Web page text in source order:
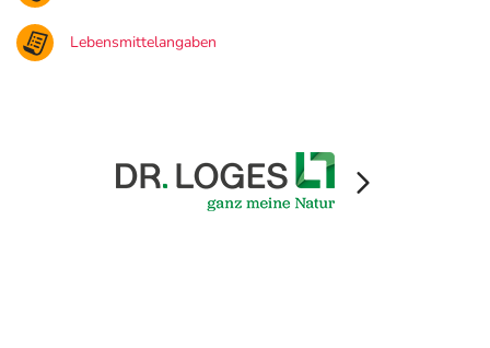
Lebensmittelangaben